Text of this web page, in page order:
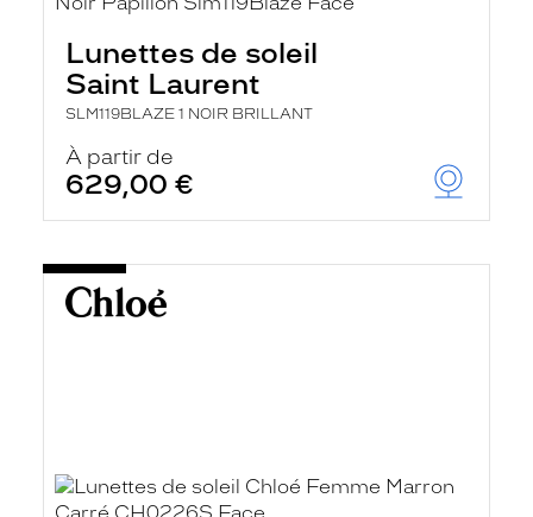
Lunettes de soleil
Saint Laurent
SLM119BLAZE 1 NOIR BRILLANT
À partir de
629,00 €